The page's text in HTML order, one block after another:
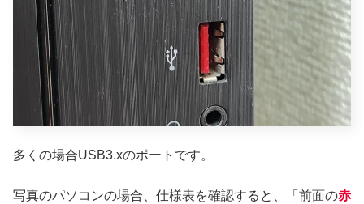
多くの場合USB3.xのポートです。
写真のパソコンの場合、仕様表を確認すると、「前面の赤